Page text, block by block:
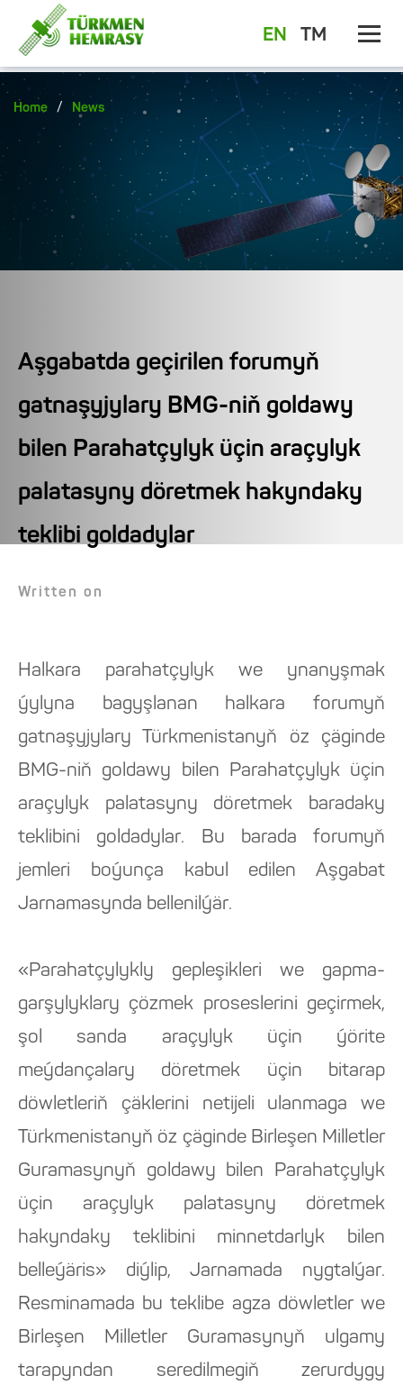
EN TM
Home / News
Aşgabatda geçirilen forumyň
gatnaşyjylary BMG-niň goldawy
bilen Parahatçylyk üçin araçylyk
palatasyny döretmek hakyndaky
teklibi goldadylar
Written on
Halkara parahatçylyk we ynanyşmak
ýylyna bagyşlanan halkara forumyň
gatnaşyjylary Türkmenistanyň öz çäginde
BMG-niň goldawy bilen Parahatçylyk üçin
araçylyk palatasyny döretmek baradaky
teklibini goldadylar. Bu barada forumyň
jemleri boýunça kabul edilen Aşgabat
Jarnamasynda bellenilýär.
«Parahatçylykly gepleşikleri we gapma-
garşylyklary çözmek proseslerini geçirmek,
şol sanda araçylyk üçin ýörite
meýdançalary döretmek üçin bitarap
döwletleriň çäklerini netijeli ulanmaga we
Türkmenistanyň öz çäginde Birleşen Milletler
Guramasynyň goldawy bilen Parahatçylyk
üçin araçylyk palatasyny döretmek
hakyndaky teklibini minnetdarlyk bilen
belleýäris» diýlip, Jarnamada nygtalýar.
Resminamada bu teklibe agza döwletler we
Birleşen Milletler Guramasynyň ulgamy
tarapyndan seredilmegiň zerurdygy